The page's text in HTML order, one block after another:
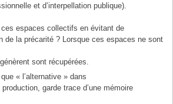
et d’interpellation publique).
espaces collectifs en évitant de
de la précarité ? Lorsque ces espaces ne sont
sont récupérées.
« l’alternative » dans
garde trace d’une mémoire